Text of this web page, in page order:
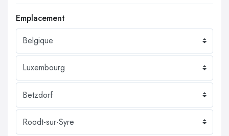
Emplacement